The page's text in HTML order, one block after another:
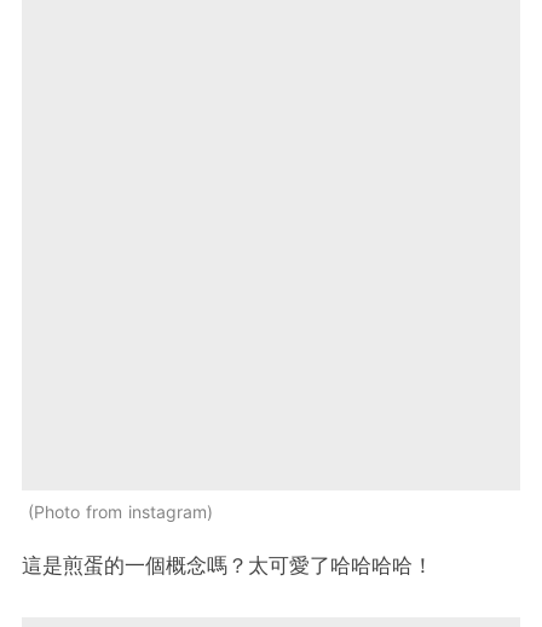
Photo from instagram
這是煎蛋的一個概念嗎？太可愛了哈哈哈哈！